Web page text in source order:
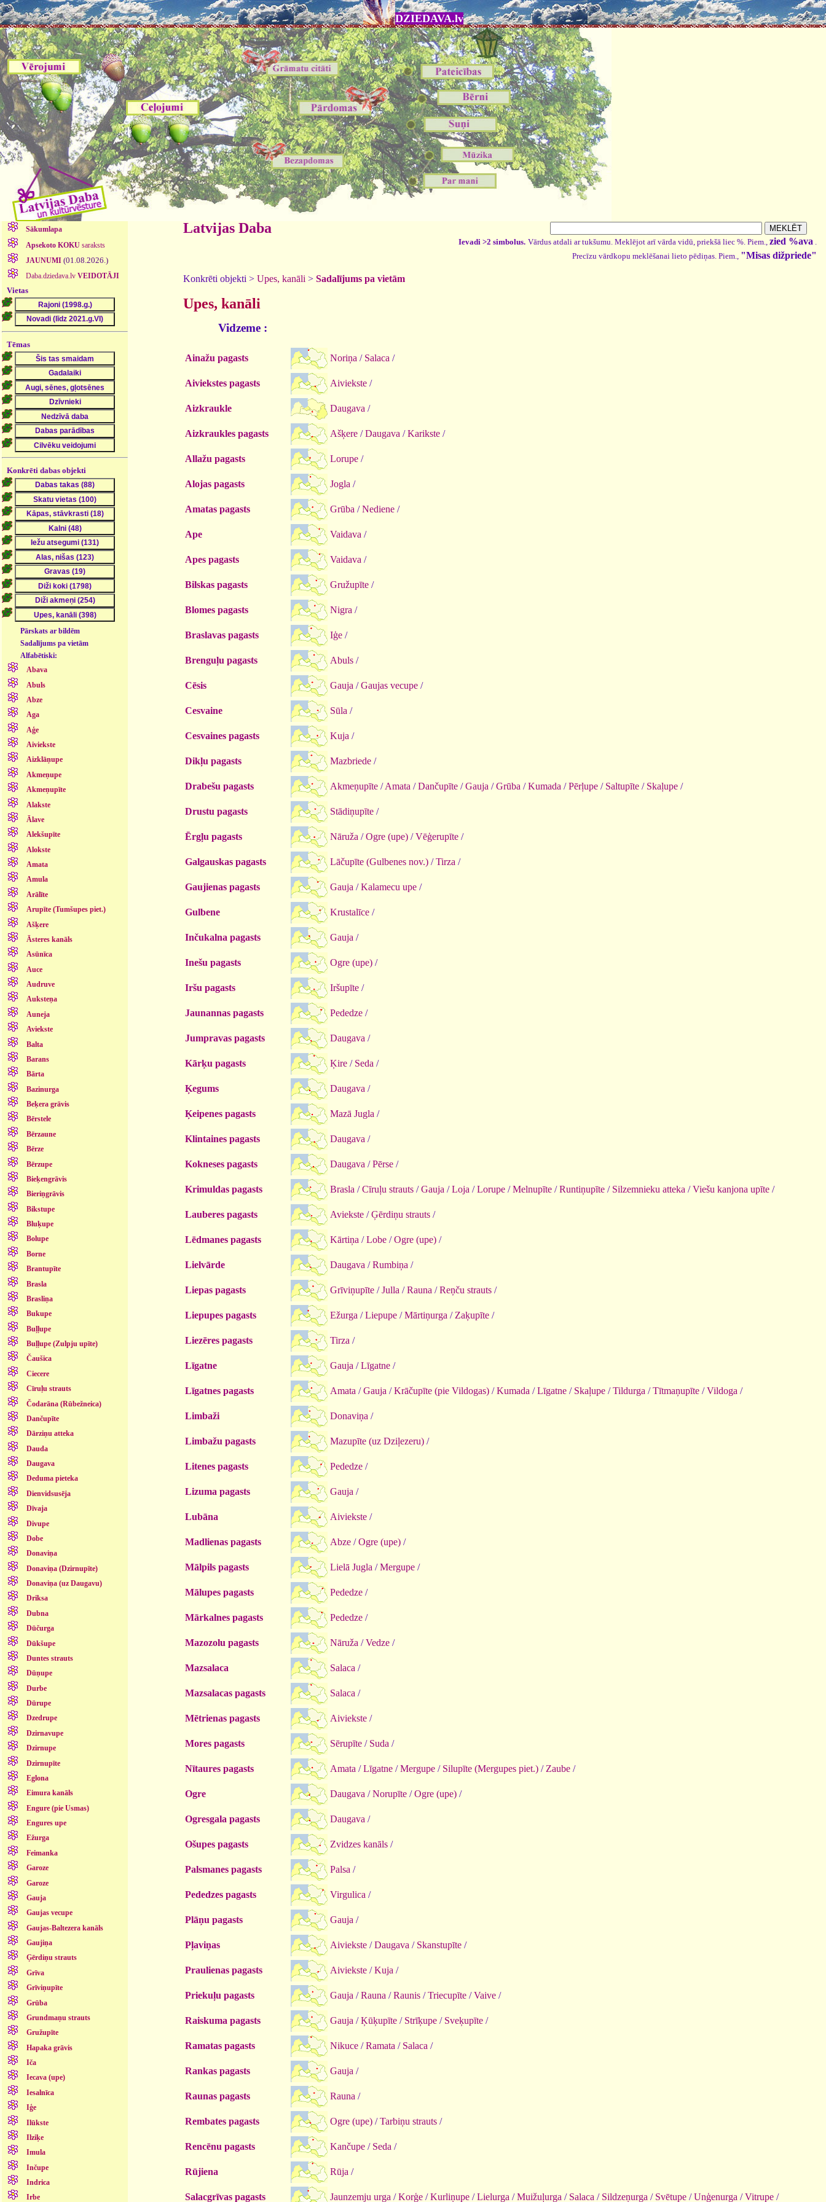
DZIEDAVA.lv
Sākumlapa
Apsekoto KOKUsaraksts
JAUNUMI (01.08.2026.)
Daba.dziedava.lv VEIDOTĀJI
Vietas
Tēmas
Konkrēti dabas objekti
Pārskats ar bildēm
Sadalījums pa vietām
Alfabētiski:
Abava
Abuls
Abze
Aga
Aģe
Aiviekste
Aizklāņupe
Akmeņupe
Akmeņupīte
Alakste
Ālave
Alekšupīte
Alokste
Amata
Amula
Arālīte
Arupīte (Tumšupes piet.)
Ašķere
Āsteres kanāls
Asūnīca
Auce
Audruve
Auksteņa
Auneja
Aviekste
Balta
Barans
Bārta
Bazinurga
Beķera grāvis
Bērstele
Bērzaune
Bērze
Bērzupe
Bieķengrāvis
Bieriņgrāvis
Bikstupe
Bluķupe
Bolupe
Borne
Brantupīte
Brasla
Brasliņa
Bukupe
Buļļupe
Buļļupe (Zulpju upīte)
Čaušica
Ciecere
Cīruļu strauts
Čodarāna (Rūbežneica)
Dančupīte
Dārziņu atteka
Dauda
Daugava
Deduma pieteka
Dienvidsusēja
Dīvaja
Divupe
Dobe
Donaviņa
Donaviņa (Dzirnupīte)
Donaviņa (uz Daugavu)
Driksa
Dubna
Dūčurga
Dūkšupe
Duntes strauts
Dūņupe
Durbe
Dūrupe
Dzedrupe
Dzirnavupe
Dzirnupe
Dzirnupīte
Eglona
Eimura kanāls
Engure (pie Usmas)
Engures upe
Ežurga
Feimanka
Garoze
Garoze
Gauja
Gaujas vecupe
Gaujas-Baltezera kanāls
Gaujiņa
Ģērdiņu strauts
Grīva
Grīviņupīte
Grūba
Grundmaņu strauts
Gružupīte
Hapaka grāvis
Iča
Iecava (upe)
Iesalnīca
Iģe
Ilūkste
Ilziķe
Imula
Inčupe
Indrica
Irbe
Latvijas Daba
Ievadi >2 simbolus. Vārdus atdali ar tukšumu. Meklējot arī vārda vidū, priekšā liec %. Piem., zied %ava .
Precīzu vārdkopu meklēšanai lieto pēdiņas. Piem., "Misas dižpriede"
Konkrēti objekti > Upes, kanāli > Sadalījums pa vietām
Upes, kanāli
Vidzeme :
Ainažu pagasts Noriņa / Salaca /
Aiviekstes pagasts Aiviekste /
Aizkraukle Daugava /
Aizkraukles pagasts Ašķere /Daugava /Karikste /
Allažu pagasts Lorupe /
Alojas pagasts Jogla /
Amatas pagasts Grūba /Nediene /
Ape Vaidava /
Apes pagasts Vaidava /
Bilskas pagasts Gružupīte /
Blomes pagasts Nigra /
Braslavas pagasts Iģe /
Brenguļu pagasts Abuls /
Cēsis Gauja /Gaujas vecupe /
Cesvaine Sūla /
Cesvaines pagasts Kuja /
Dikļu pagasts Mazbriede /
Drabešu pagasts Akmeņupīte /Amata /Dančupīte /Gauja /Grūba /Kumada /Pērļupe / Saltupīte / Skaļupe /
Drustu pagasts Stādiņupīte /
Ērgļu pagasts Nāruža /Ogre (upe) /Vēģerupīte /
Galgauskas pagasts Lāčupīte (Gulbenes nov.) /Tirza /
Gaujienas pagasts Gauja /Kalamecu upe /
Gulbene Krustalīce /
Inčukalna pagasts Gauja /
Inešu pagasts Ogre (upe) /
Iršu pagasts Iršupīte /
Jaunannas pagasts Pededze /
Jumpravas pagasts Daugava /
Kārķu pagasts Ķire / Seda /
Ķegums Daugava /
Ķeipenes pagasts Mazā Jugla /
Klintaines pagasts Daugava /
Kokneses pagasts Daugava /Pērse /
Krimuldas pagasts Brasla /Cīruļu strauts /Gauja /Loja /Lorupe /Melnupīte /Runtiņupīte / Silzemnieku atteka /Viešu kanjona upīte /
Lauberes pagasts Aviekste /Ģērdiņu strauts /
Lēdmanes pagasts Kārtiņa /Lobe /Ogre (upe) /
Lielvārde Daugava /Rumbiņa /
Liepas pagasts Grīviņupīte /Julla /Rauna /Reņču strauts /
Liepupes pagasts Ežurga /Liepupe /Mārtiņurga / Zaķupīte /
Liezēres pagasts Tirza /
Līgatne Gauja /Līgatne /
Līgatnes pagasts Amata /Gauja /Krāčupīte (pie Vildogas) /Kumada /Līgatne / Skaļupe /Tildurga /Tītmaņupīte /Vildoga /
Limbaži Donaviņa /
Limbažu pagasts Mazupīte (uz Dziļezeru) /
Litenes pagasts Pededze /
Lizuma pagasts Gauja /
Lubāna Aiviekste /
Madlienas pagasts Abze /Ogre (upe) /
Mālpils pagasts Lielā Jugla /Mergupe /
Mālupes pagasts Pededze /
Mārkalnes pagasts Pededze /
Mazozolu pagasts Nāruža /Vedze /
Mazsalaca Salaca /
Mazsalacas pagasts Salaca /
Mētrienas pagasts Aiviekste /
Mores pagasts Sērupīte / Suda /
Nītaures pagasts Amata /Līgatne /Mergupe / Silupīte (Mergupes piet.) / Zaube /
Ogre Daugava /Norupīte /Ogre (upe) /
Ogresgala pagasts Daugava /
Ošupes pagasts Zvidzes kanāls /
Palsmanes pagasts Palsa /
Pededzes pagasts Virgulica /
Plāņu pagasts Gauja /
Pļaviņas Aiviekste /Daugava / Skanstupīte /
Praulienas pagasts Aiviekste /Kuja /
Priekuļu pagasts Gauja /Rauna /Raunis /Triecupīte /Vaive /
Raiskuma pagasts Gauja /Ķūķupīte / Strīķupe / Sveķupīte /
Ramatas pagasts Nikuce /Ramata / Salaca /
Rankas pagasts Gauja /
Raunas pagasts Rauna /
Rembates pagasts Ogre (upe) /Tarbiņu strauts /
Rencēnu pagasts Kančupe / Seda /
Rūjiena Rūja /
Salacgrīvas pagasts Jaunzemju urga /Korģe /Kurliņupe /Lielurga /Muižuļurga / Salaca / Sildzeņurga / Svētupe /Unģenurga /Vitrupe /